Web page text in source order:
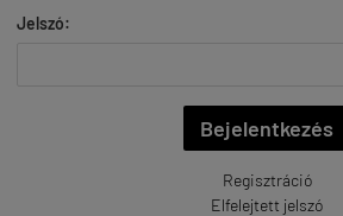
Jelszó:
Regisztráció
Elfelejtett jelszó